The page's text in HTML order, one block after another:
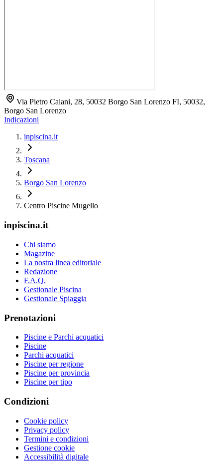
Via Pietro Caiani, 28, 50032 Borgo San Lorenzo FI, 50032,
Borgo San Lorenzo
Indicazioni
inpiscina.it
Toscana
Borgo San Lorenzo
Centro Piscine Mugello
inpiscina.it
Chi siamo
Magazine
La nostra linea editoriale
Redazione
F.A.Q.
Gestionale Piscina
Gestionale Spiaggia
Prenotazioni
Piscine e Parchi acquatici
Piscine
Parchi acquatici
Piscine per regione
Piscine per provincia
Piscine per tipo
Condizioni
Cookie policy
Privacy policy
Termini e condizioni
Gestione cookie
Accessibilità digitale